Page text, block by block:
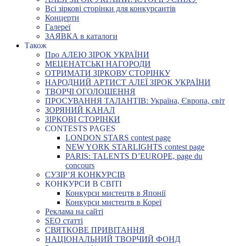
Всі зіркові сторінки для конкурсантів
Концерти
Галереї
ЗАЯВКА в каталоги
Також
Про АЛЕЮ ЗІРОК УКРАЇНИ
МЕЦЕНАТСЬКІ НАГОРОДИ
ОТРИМАТИ ЗІРКОВУ СТОРІНКУ
НАРОДНИЙ АРТИСТ АЛЕЇ ЗІРОК УКРАЇНИ
ТВОРЧІ ОГОЛОШЕННЯ
ПРОСУВАННЯ ТАЛАНТІВ: Україна, Європа, світ
ЗОРЯНИЙ КАНАЛ
ЗІРКОВІ СТОРІНКИ
CONTESTS PAGES
LONDON STARS contest page
NEW YORK STARLIGHTS contest page
PARIS: TALENTS D’EUROPE, page du
concours
СУЗІР’Я КОНКУРСІВ
КОНКУРСИ В СВІТІ
Конкурси мистецтв в Японії
Конкурси мистецтв в Кореї
Реклама на сайті
SEO статті
СВЯТКОВЕ ПРИВІТАННЯ
НАЦІОНАЛЬНИЙ ТВОРЧИЙ ФОНД